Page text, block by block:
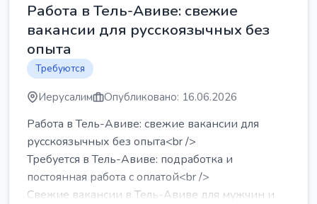
Работа в Тель-Авиве: свежие
вакансии для русскоязычных без
опыта
Требуются
Иерусалим Опубликовано: 16.06.2026
Работа в Тель-Авиве: свежие вакансии для
русскоязычных без опыта<br />
Требуется в Тель-Авиве: подработка и
постоянная работа с оплатой<br />
Свежие вакансии в Тель-Авиве для мужчин и